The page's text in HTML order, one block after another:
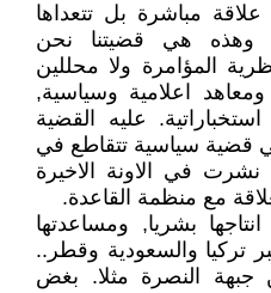
مباشرة بل تتعداها
وهذه هي قضيتنا نحن
المؤامرة ولا محللين
اعلامية وسياسية,
عليه القضية
هي قضية سياسية تتقاطع في
في الاونة الاخيرة
مع منظمة القاعدة.
بشريا, ومساعدتها
تركيا والسعودية وقطر..
النصرة مثلا. بغض